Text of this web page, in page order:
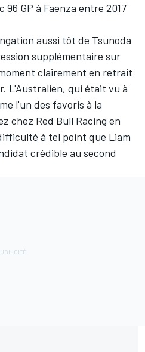
96 GP à Faenza entre 2017
aussi tôt de Tsunoda
supplémentaire sur
clairement en retrait
L'Australien, qui était vu à
l'un des favoris à la
chez Red Bull Racing en
à tel point que Liam
crédible au second